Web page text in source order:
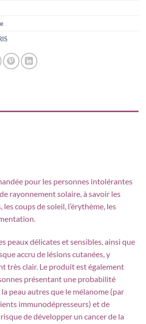
pour les personnes intolérantes
rayonnement solaire, à savoir les
coups de soleil, l’érythème, les
peaux délicates et sensibles, ainsi que
accru de lésions cutanées, y
très clair. Le produit est également
présentant une probabilité
peau autres que le mélanome (par
immunodépresseurs) et de
de développer un cancer de la